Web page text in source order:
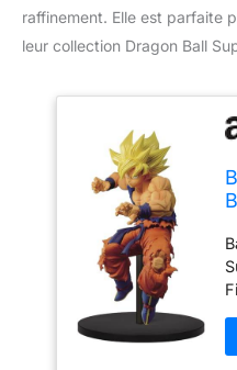
raffinement. Elle est parfaite
leur collection Dragon Ball